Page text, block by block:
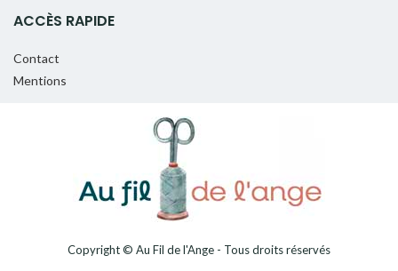
ACCÈS RAPIDE
Contact
Mentions
Copyright © Au Fil de l'Ange - Tous droits réservés